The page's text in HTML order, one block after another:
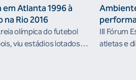
Atlanta 1996 à
Rio 2016
olímpica do futebol
viu estádios lotados
III Fórum
atletas e